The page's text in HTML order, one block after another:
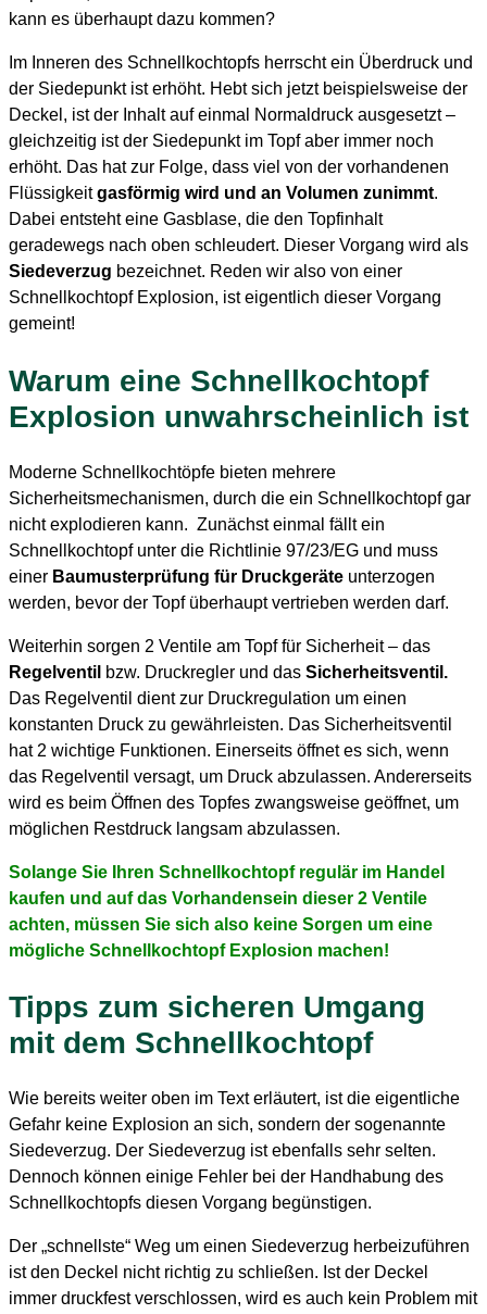
kann es überhaupt dazu kommen?
Im Inneren des Schnellkochtopfs herrscht ein Überdruck und
der Siedepunkt ist erhöht. Hebt sich jetzt beispielsweise der
Deckel, ist der Inhalt auf einmal Normaldruck ausgesetzt –
gleichzeitig ist der Siedepunkt im Topf aber immer noch
erhöht. Das hat zur Folge, dass viel von der vorhandenen
Flüssigkeitgasförmig wird und an Volumen zunimmt.
Dabei entsteht eine Gasblase, die den Topfinhalt
geradewegs nach oben schleudert. Dieser Vorgang wird als
Siedeverzug bezeichnet. Reden wir also von einer
Schnellkochtopf Explosion, ist eigentlich dieser Vorgang
gemeint!
Warum eine Schnellkochtopf
Explosion unwahrscheinlich ist
Moderne Schnellkochtöpfe bieten mehrere
Sicherheitsmechanismen, durch die ein Schnellkochtopf gar
nicht explodieren kann. Zunächst einmal fällt ein
Schnellkochtopf unter die Richtlinie 97/23/EG und muss
einer Baumusterprüfung für Druckgeräte unterzogen
werden, bevor der Topf überhaupt vertrieben werden darf.
Weiterhin sorgen 2 Ventile am Topf für Sicherheit – das
Regelventil bzw. Druckregler und das Sicherheitsventil.
Das Regelventil dient zur Druckregulation um einen
konstanten Druck zu gewährleisten. Das Sicherheitsventil
hat 2 wichtige Funktionen. Einerseits öffnet es sich, wenn
das Regelventil versagt, um Druck abzulassen. Andererseits
wird es beim Öffnen des Topfes zwangsweise geöffnet, um
möglichen Restdruck langsam abzulassen.
Solange Sie Ihren Schnellkochtopf regulär im Handel
kaufen und auf das Vorhandensein dieser 2 Ventile
achten, müssen Sie sich also keine Sorgen um eine
mögliche Schnellkochtopf Explosion machen!
Tipps zum sicheren Umgang
mit dem Schnellkochtopf
Wie bereits weiter oben im Text erläutert, ist die eigentliche
Gefahr keine Explosion an sich, sondern der sogenannte
Siedeverzug. Der Siedeverzug ist ebenfalls sehr selten.
Dennoch können einige Fehler bei der Handhabung des
Schnellkochtopfs diesen Vorgang begünstigen.
Der „schnellste“ Weg um einen Siedeverzug herbeizuführen
ist den Deckel nicht richtig zu schließen. Ist der Deckel
immer druckfest verschlossen, wird es auch kein Problem mit